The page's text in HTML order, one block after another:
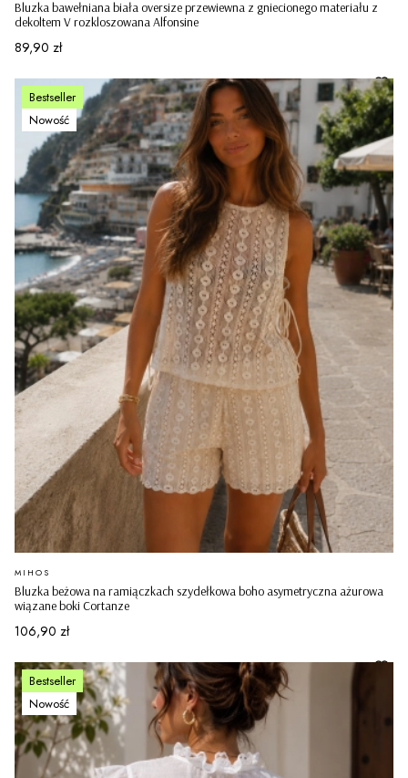
Bluzka bawełniana biała oversize przewiewna z gniecionego materiału z
dekoltem V rozkloszowana Alfonsine
Cena
89,90 zł
Bestseller
Nowość
Bluzka beżowa na ramiączkach szydełkowa boho asymetryczna ażurowa
wiązane boki Cortanze
PRODUCENT
MIHOS
Cena
106,90 zł
Bestseller
Nowość